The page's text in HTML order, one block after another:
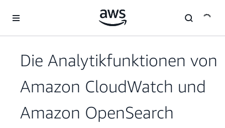
Überspringen zum Hauptinhalt
Die Analytikfunktionen von
Amazon CloudWatch und
Amazon OpenSearch